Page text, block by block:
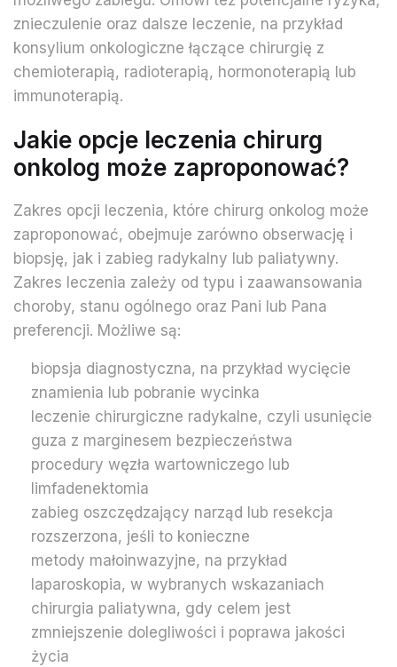
znieczulenie oraz dalsze leczenie, na przykład
konsylium onkologiczne łączące chirurgię z
chemioterapią, radioterapią, hormonoterapią lub
immunoterapią.
Jakie opcje leczenia chirurg
onkolog może zaproponować?
Zakres opcji leczenia, które chirurg onkolog może
zaproponować, obejmuje zarówno obserwację i
biopsję, jak i zabieg radykalny lub paliatywny.
Zakres leczenia zależy od typu i zaawansowania
choroby, stanu ogólnego oraz Pani lub Pana
preferencji. Możliwe są:
biopsja diagnostyczna, na przykład wycięcie
znamienia lub pobranie wycinka
leczenie chirurgiczne radykalne, czyli usunięcie
guza z marginesem bezpieczeństwa
procedury węzła wartowniczego lub
limfadenektomia
zabieg oszczędzający narząd lub resekcja
rozszerzona, jeśli to konieczne
metody małoinwazyjne, na przykład
laparoskopia, w wybranych wskazaniach
chirurgia paliatywna, gdy celem jest
zmniejszenie dolegliwości i poprawa jakości
życia